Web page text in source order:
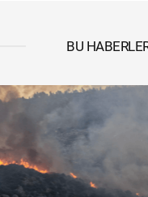
BU